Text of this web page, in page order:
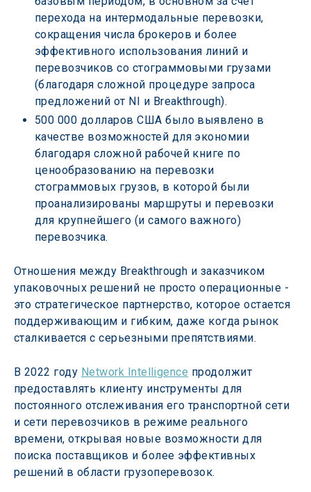
перехода на интермодальные перевозки,
сокращения числа брокеров и более
эффективного использования линий и
перевозчиков со стограммовыми грузами
(благодаря сложной процедуре запроса
предложений от NI и Breakthrough).
500 000 долларов США было выявлено в
качестве возможностей для экономии
благодаря сложной рабочей книге по
ценообразованию на перевозки
стограммовых грузов, в которой были
проанализированы маршруты и перевозки
для крупнейшего (и самого важного)
перевозчика.
Отношения между Breakthrough и заказчиком
упаковочных решений не просто операционные -
это стратегическое партнерство, которое остается
поддерживающим и гибким, даже когда рынок
сталкивается с серьезными препятствиями.
В 2022 году Network Intelligence продолжит
предоставлять клиенту инструменты для
постоянного отслеживания его транспортной сети
и сети перевозчиков в режиме реального
времени, открывая новые возможности для
поиска поставщиков и более эффективных
решений в области грузоперевозок.